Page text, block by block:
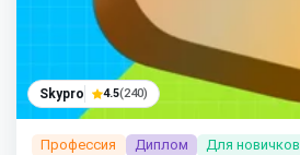
Skypro 4.5(240)
Профессия Диплом Для новичков